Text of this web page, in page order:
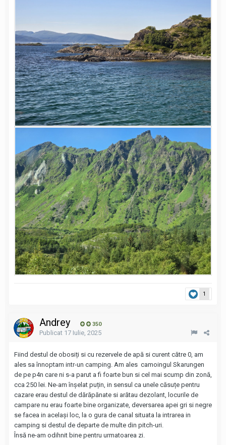
1
Andrey 350
Publicat 17 Iulie, 2025
Fiind destul de obosiți si cu rezervele de apă si curent către 0, am
ales sa înnoptam intr-un camping. Am ales camoingul Skarungen
de pe p4n care ni s-a parut a fi foarte bun si cel mai scump din zonă,
cca 250 lei. Ne-am înșelat puțin, in sensul ca unele căsuțe pentru
cazare erau destul de dărăpănate si arătau dezolant, locurile de
campare nu erau foarte bine organizate, deversarea apei gri si negre
se facea in același loc, la o gura de canal situata la intrarea in
camping si destul de departe de multe din pitch-uri.
Însă ne-am odihnit bine pentru urmatoarea zi.